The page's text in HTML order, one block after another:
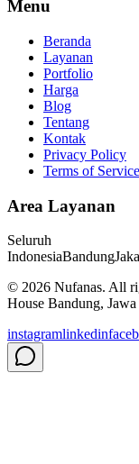
Menu
Beranda
Layanan
Portfolio
Harga
Blog
Tentang
Kontak
Privacy Policy
Terms of Service
Area Layanan
Seluruh
IndonesiaBandung
© 2026 Nufanas. All
House Bandung, Jawa
instagramlinkedin